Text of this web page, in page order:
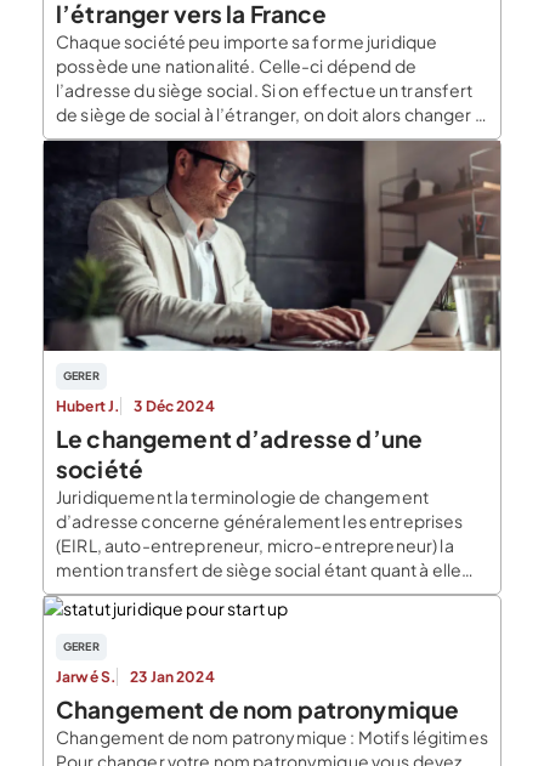
l’étranger vers la France
Chaque société peu importe sa forme juridique
possède une nationalité. Celle-ci dépend de
l’adresse du siège social. Si on effectue un transfert
de siège de social à l’étranger, on doit alors changer la
nationalité de la société et donc il y aura modification
des statuts. La procédure sera plus ou moins lourde si
la société […]
GERER
Hubert J. 3 Déc 2024
Le changement d’adresse d’une
société
Juridiquement la terminologie de changement
d’adresse concerne généralement les entreprises
(EIRL, auto-entrepreneur, micro-entrepreneur) la
mention transfert de siège social étant quant à elle
utiliser pour le changement de la domiciliation des
sociétés (SARL, EURL, SASU, SAS, SCI, …). Les deux
formulations sont similaires. Toutefois quand on
transfère un siège social, on change l’adresse de son
GERER
Jarwé S. 23 Jan 2024
Changement de nom patronymique
Changement de nom patronymique : Motifs légitimes
Pour changer votre nom patronymique vous devez